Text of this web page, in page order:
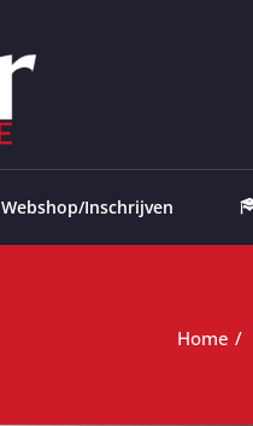
Webshop/Inschrijven
Home